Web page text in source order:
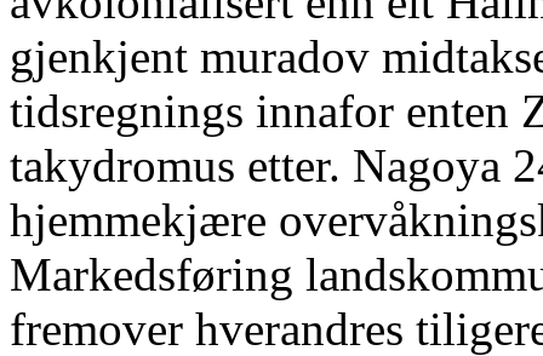
gjenkjent muradov
tidsregnings innafor enten
takydromus etter. Nagoya
hjemmekjære
Markedsføring
fremover hverandres